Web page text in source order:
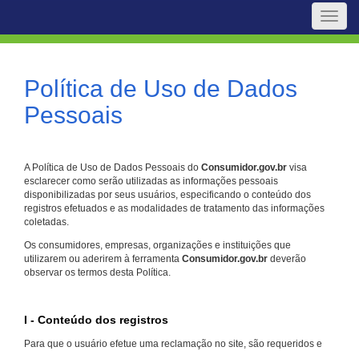
Toggle
Política de Uso de Dados
Pessoais
A Política de Uso de Dados Pessoais do Consumidor.gov.br visa
esclarecer como serão utilizadas as informações pessoais
disponibilizadas por seus usuários, especificando o conteúdo dos
registros efetuados e as modalidades de tratamento das informações
coletadas.
Os consumidores, empresas, organizações e instituições que
utilizarem ou aderirem à ferramenta Consumidor.gov.br deverão
observar os termos desta Política.
I - Conteúdo dos registros
Para que o usuário efetue uma reclamação no site, são requeridos e